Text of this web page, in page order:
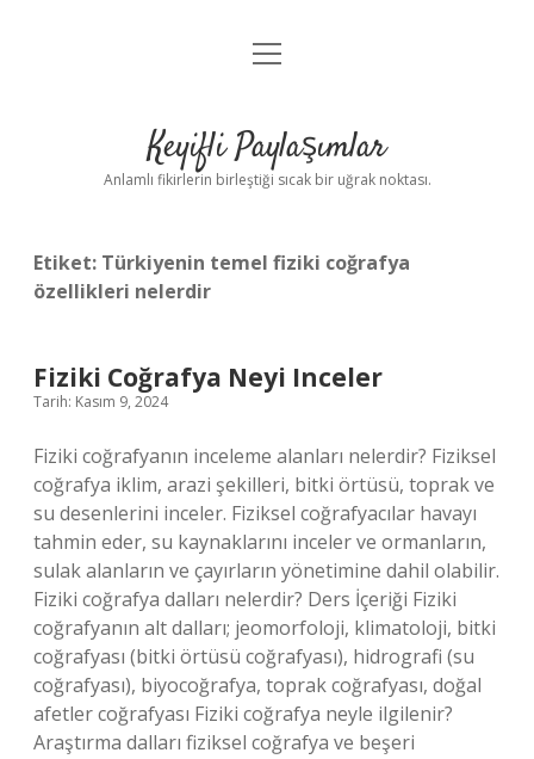
Anasayfa
Yasal Uyarı
menüyü
Keyifli Paylaşımlar
Anlamlı fikirlerin birleştiği sıcak bir uğrak noktası.
Etiket: Türkiyenin temel fiziki coğrafya
özellikleri nelerdir
Fiziki Coğrafya Neyi Inceler
Tarih: Kasım 9, 2024
Fiziki coğrafyanın inceleme alanları nelerdir? Fiziksel
coğrafya iklim, arazi şekilleri, bitki örtüsü, toprak ve
su desenlerini inceler. Fiziksel coğrafyacılar havayı
tahmin eder, su kaynaklarını inceler ve ormanların,
sulak alanların ve çayırların yönetimine dahil olabilir.
Fiziki coğrafya dalları nelerdir? Ders İçeriği Fiziki
coğrafyanın alt dalları; jeomorfoloji, klimatoloji, bitki
coğrafyası (bitki örtüsü coğrafyası), hidrografi (su
coğrafyası), biyocoğrafya, toprak coğrafyası, doğal
afetler coğrafyası Fiziki coğrafya neyle ilgilenir?
Araştırma dalları fiziksel coğrafya ve beşeri